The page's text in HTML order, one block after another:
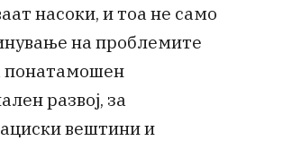
насоки, и тоа не само
на проблемите
понатамошен
развој, за
вештини и